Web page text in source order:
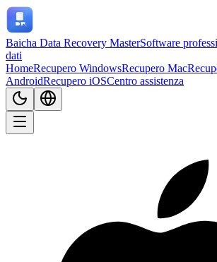
Baicha Data Recovery MasterSoftware
dati
HomeRecupero WindowsRecupero Mac
AndroidRecupero iOSCentro assistenza